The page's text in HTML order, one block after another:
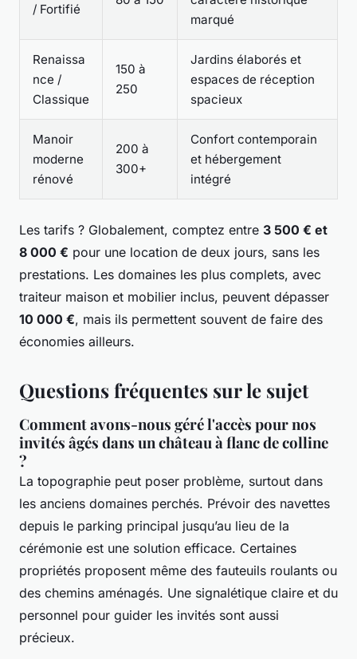
/ Fortifié
marqué
Renaissa
nce /
Classique
150 à
250
Jardins élaborés et
espaces de réception
spacieux
Manoir
moderne
rénové
200 à
300+
Confort contemporain
et hébergement
intégré
Les tarifs ? Globalement, comptez entre 3 500 € et
8 000 € pour une location de deux jours, sans les
prestations. Les domaines les plus complets, avec
traiteur maison et mobilier inclus, peuvent dépasser
10 000 €, mais ils permettent souvent de faire des
économies ailleurs.
Questions fréquentes sur le sujet
Comment avons-nous géré l'accès pour nos
invités âgés dans un château à flanc de colline
?
La topographie peut poser problème, surtout dans
les anciens domaines perchés. Prévoir des navettes
depuis le parking principal jusqu’au lieu de la
cérémonie est une solution efficace. Certaines
propriétés proposent même des fauteuils roulants ou
des chemins aménagés. Une signalétique claire et du
personnel pour guider les invités sont aussi
précieux.